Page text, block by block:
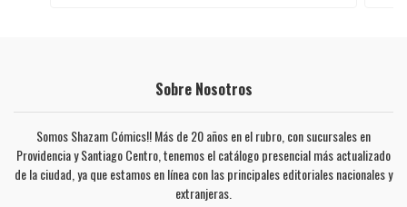
Sobre Nosotros
Somos Shazam Cómics!! Más de 20 años en el rubro, con sucursales en
Providencia y Santiago Centro, tenemos el catálogo presencial más actualizado
de la ciudad, ya que estamos en línea con las principales editoriales nacionales y
extranjeras.